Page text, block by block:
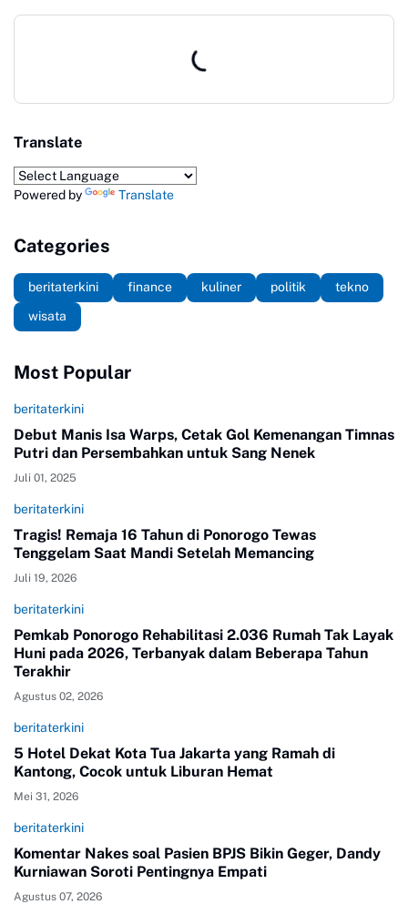
Translate
Powered by Translate
Categories
beritaterkini finance kuliner politik
tekno
wisata
Most Popular
beritaterkini
Debut Manis Isa Warps, Cetak Gol Kemenangan Timnas
Putri dan Persembahkan untuk Sang Nenek
Juli 01, 2025
beritaterkini
Tragis! Remaja 16 Tahun di Ponorogo Tewas
Tenggelam Saat Mandi Setelah Memancing
Juli 19, 2026
beritaterkini
Pemkab Ponorogo Rehabilitasi 2.036 Rumah Tak Layak
Huni pada 2026, Terbanyak dalam Beberapa Tahun
Terakhir
Agustus 02, 2026
beritaterkini
5 Hotel Dekat Kota Tua Jakarta yang Ramah di
Kantong, Cocok untuk Liburan Hemat
Mei 31, 2026
beritaterkini
Komentar Nakes soal Pasien BPJS Bikin Geger, Dandy
Kurniawan Soroti Pentingnya Empati
Agustus 07, 2026